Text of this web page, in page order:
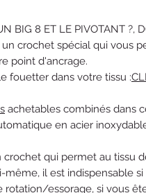
BIG 8 ET LE PIVOTANT ?,
un crochet spécial qui vous
point d'ancrage.
fouetter dans votre tissu :
achetables combinés dans
en acier
crochet qui permet au tissu
même, il est indispensable
rotation/essorage, si vous